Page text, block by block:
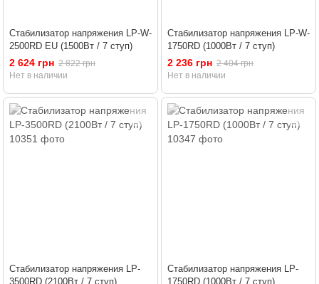
Стабилизатор напряжения LP-W-
2500RD EU (1500Вт / 7 ступ)
2 624 грн 2 822 грн
Нет в наличии
Стабилизатор напряжения LP-W-
1750RD (1000Вт / 7 ступ)
2 236 грн 2 404 грн
Нет в наличии
Стабилизатор напряжения LP-
3500RD (2100Вт / 7 ступ)
Стабилизатор напряжения LP-
1750RD (1000Вт / 7 ступ)